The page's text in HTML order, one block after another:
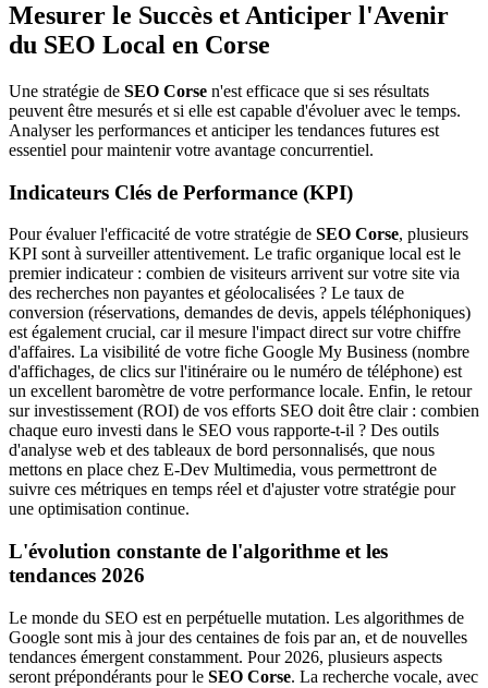
Mesurer le Succès et Anticiper l'Avenir
du SEO Local en Corse
Une stratégie de SEO Corse n'est efficace que si ses résultats
peuvent être mesurés et si elle est capable d'évoluer avec le temps.
Analyser les performances et anticiper les tendances futures est
essentiel pour maintenir votre avantage concurrentiel.
Indicateurs Clés de Performance (KPI)
Pour évaluer l'efficacité de votre stratégie de SEO Corse, plusieurs
KPI sont à surveiller attentivement. Le trafic organique local est le
premier indicateur : combien de visiteurs arrivent sur votre site via
des recherches non payantes et géolocalisées ? Le taux de
conversion (réservations, demandes de devis, appels téléphoniques)
est également crucial, car il mesure l'impact direct sur votre chiffre
d'affaires. La visibilité de votre fiche Google My Business (nombre
d'affichages, de clics sur l'itinéraire ou le numéro de téléphone) est
un excellent baromètre de votre performance locale. Enfin, le retour
sur investissement (ROI) de vos efforts SEO doit être clair : combien
chaque euro investi dans le SEO vous rapporte-t-il ? Des outils
d'analyse web et des tableaux de bord personnalisés, que nous
mettons en place chez E-Dev Multimedia, vous permettront de
suivre ces métriques en temps réel et d'ajuster votre stratégie pour
une optimisation continue.
L'évolution constante de l'algorithme et les
tendances 2026
Le monde du SEO est en perpétuelle mutation. Les algorithmes de
Google sont mis à jour des centaines de fois par an, et de nouvelles
tendances émergent constamment. Pour 2026, plusieurs aspects
seront prépondérants pour le SEO Corse. La recherche vocale, avec